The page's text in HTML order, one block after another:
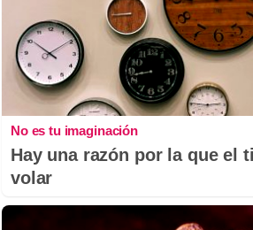
No es tu imaginación
Hay una razón por la que el
volar